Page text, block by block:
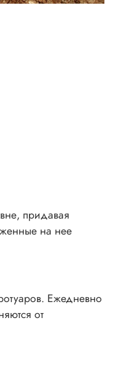
придавая
на нее
Ежедневно
от